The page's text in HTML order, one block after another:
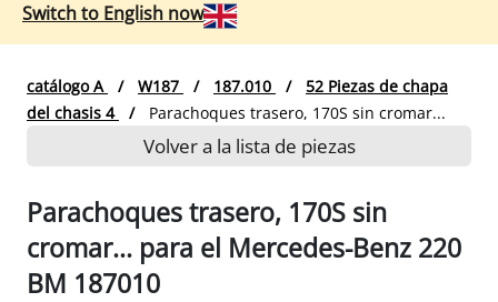
Switch to English now
catálogo A W187 187.010
52 Piezas de chapa
del chasis 4
Parachoques trasero, 170S sin cromar...
Volver a la lista de piezas
Parachoques trasero, 170S sin
cromar... para el Mercedes-Benz 220
BM 187010